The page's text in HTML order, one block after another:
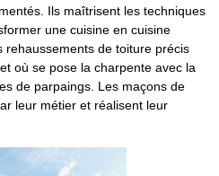
Ils maîtrisent les techniques
une cuisine en cuisine
rehaussements de toiture précis
où se pose la charpente avec la
de parpaings. Les maçons de
leur métier et réalisent leur